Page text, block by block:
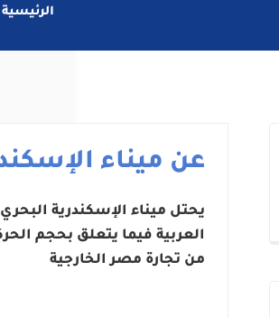
الرئيسية
عن ميناء
يحتل ميناء الإسكندرية
من تجارة مصر الخارجية